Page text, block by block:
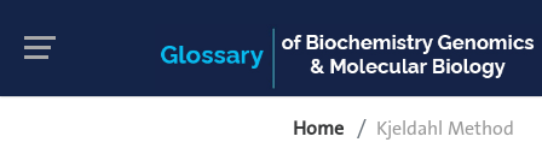
Home Kjeldahl Method